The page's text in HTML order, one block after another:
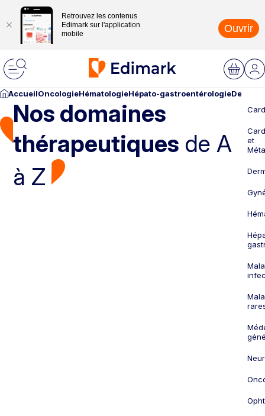
Retrouvez les contenus
Edimark sur l'application
mobile
Ouvrir
AccueilOncologieHématologieHépato-gastroentérologie
Nos domaines
thérapeutiques de A
à Z
et